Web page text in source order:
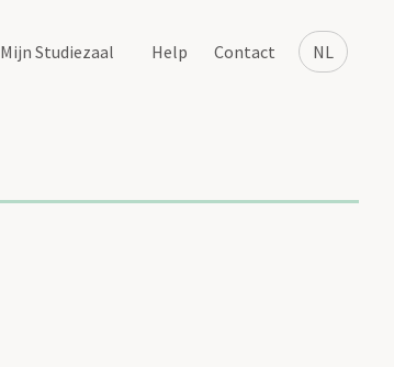
NL
Mijn Studiezaal Help Contact